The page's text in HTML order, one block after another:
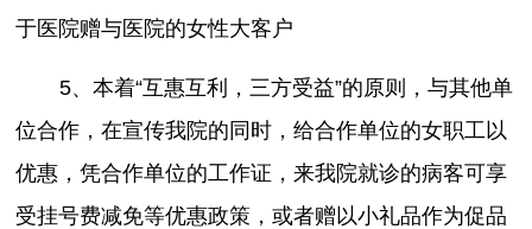
于医院赠与医院的女性大客户
5、本着“互惠互利，三方受益”的原则，与其他单
位合作，在宣传我院的同时，给合作单位的女职工以
优惠，凭合作单位的工作证，来我院就诊的病客可享
受挂号费减免等优惠政策，或者赠以小礼品作为促品